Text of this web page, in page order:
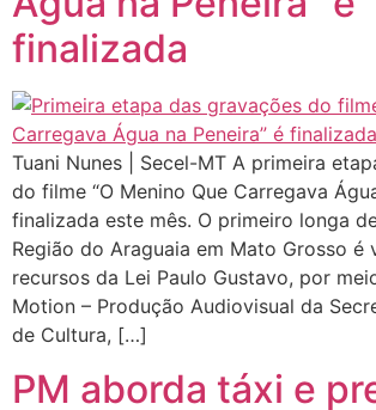
finalizada
Tuani Nunes | Secel-MT A primeira
do filme “O Menino Que Carregava
finalizada este mês. O primeiro longa
Região do Araguaia em Mato Grosso é
recursos da Lei Paulo Gustavo, por
Motion – Produção Audiovisual da
de Cultura, […]
PM aborda táxi e